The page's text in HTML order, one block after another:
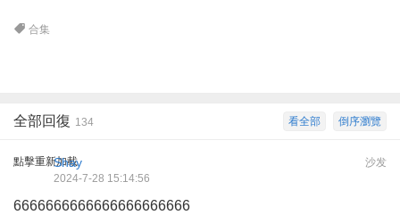
合集
倒序瀏覽
看全部
全部回復 134
點擊重新加載 沙发
Shay
2024-7-28 15:14:56
6666666666666666666666